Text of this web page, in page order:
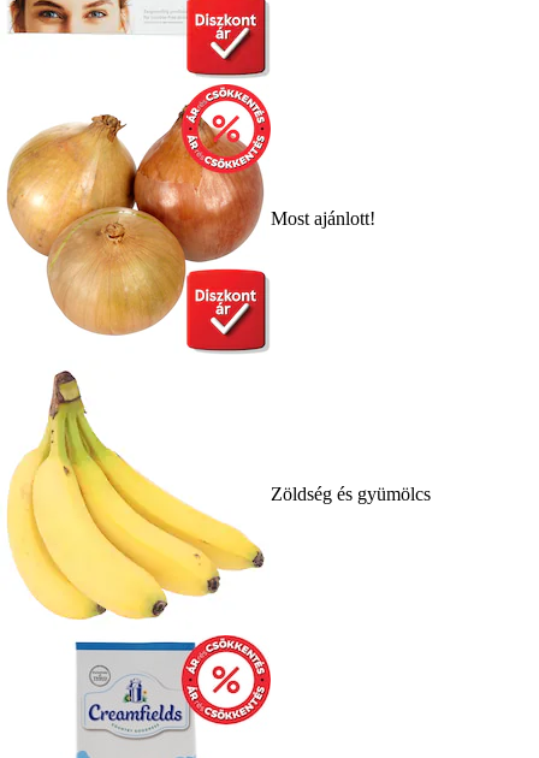
Most ajánlott!
Zöldség és gyümölcs